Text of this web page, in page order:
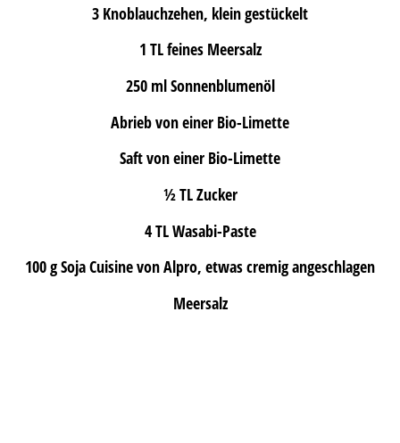
3 Knoblauchzehen, klein gestückelt
1 TL feines Meersalz
250 ml Sonnenblumenöl
Abrieb von einer Bio-Limette
Saft von einer Bio-Limette
½ TL Zucker
4 TL Wasabi-Paste
100 g Soja Cuisine von Alpro, etwas cremig angeschlagen
Meersalz